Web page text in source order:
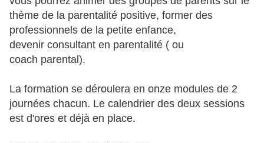
thème de la parentalité positive, former des
professionnels de la petite enfance,
devenir consultant en parentalité ( ou
coach parental).
La formation se déroulera en onze modules de 2
journées chacun. Le calendrier des deux sessions
est d'ores et déjà en place.